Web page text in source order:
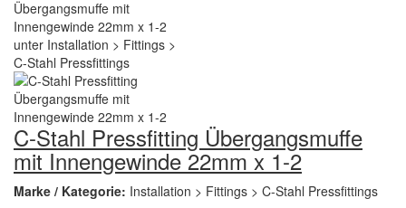
C-Stahl Pressfitting Übergangsmuffe
mit Innengewinde 22mm x 1-2
Marke / Kategorie: Installation > Fittings > C-Stahl Pressfittings